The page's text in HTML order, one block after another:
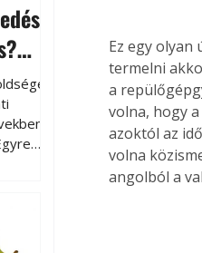
Ez egy
termelni
a
volna, hogy
azoktól az
volna
angolból a